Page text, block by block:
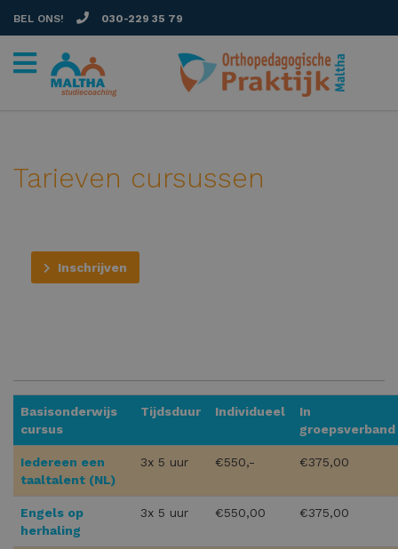
BEL ONS! 030-229 35 79
Tarieven cursussen
Inschrijven
Basisonderwijs
cursus
Tijdsduur Individueel
In
groepsverband
Iedereen een
taaltalent (NL)
3x 5 uur €550,- €375,00
Engels op
herhaling
3x 5 uur €550,00 €375,00